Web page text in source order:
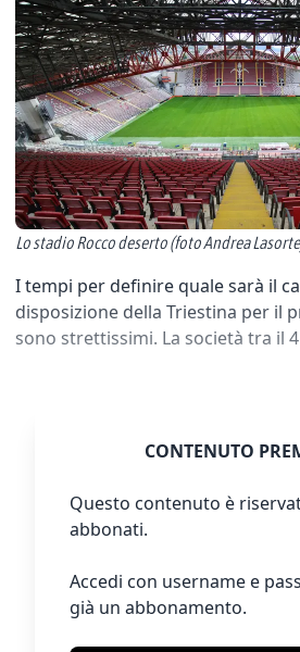
Lo stadio Rocco deserto (foto Andrea
I tempi per definire quale sarà il
disposizione della Triestina per il
sono strettissimi. La società tra il
CONTENUTO
Questo contenuto è
abbonati.
Accedi con username e
già un abbonamento.